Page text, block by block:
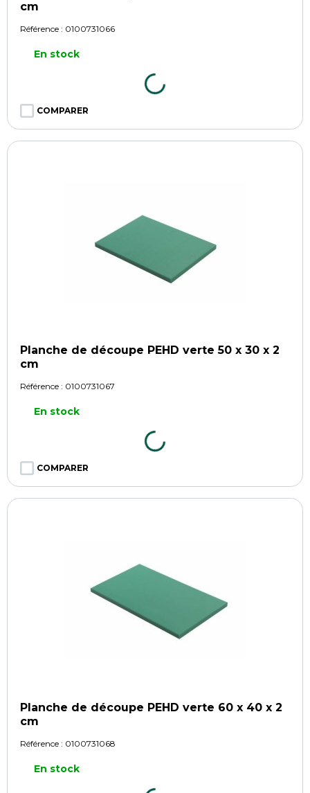
cm
Référence : 0100731066
En stock
COMPARER
Planche de découpe PEHD verte 50 x 30 x 2
cm
Référence : 0100731067
En stock
COMPARER
Planche de découpe PEHD verte 60 x 40 x 2
cm
Référence : 0100731068
En stock